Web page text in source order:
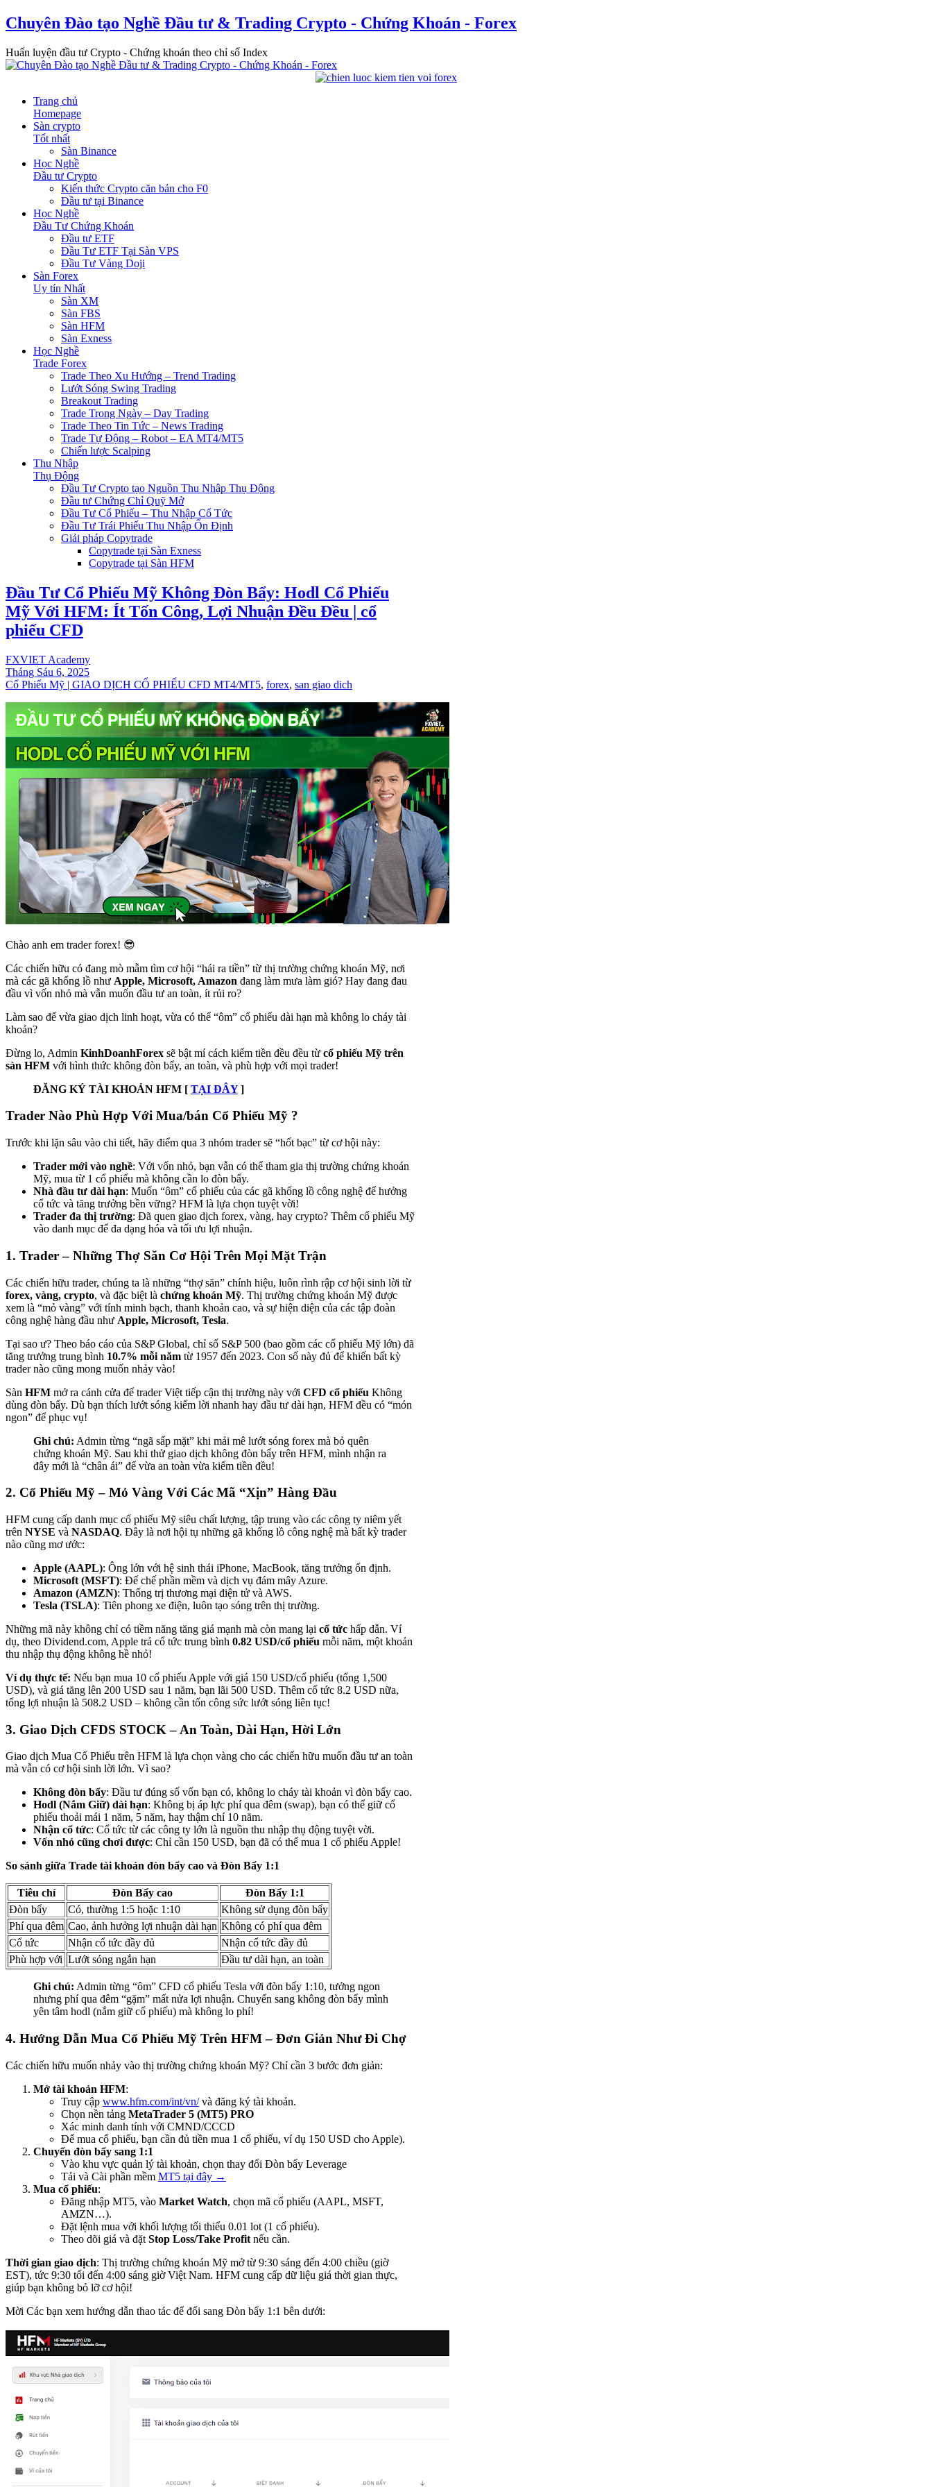
Chuyên Đào tạo Nghề Đầu tư & Trading Crypto - Chứng Khoán - Forex
Huấn luyện đầu tư Crypto - Chứng khoán theo chỉ số Index
Trang chủ
Homepage
Sàn crypto
Tốt nhất
Sàn Binance
Học Nghề
Đầu tư Crypto
Kiến thức Crypto căn bản cho F0
Đầu tư tại Binance
Học Nghề
Đầu Tư Chứng Khoán
Đầu tư ETF
Đầu Tư ETF Tại Sàn VPS
Đầu Tư Vàng Doji
Sàn Forex
Uy tín Nhất
Sàn XM
Sàn FBS
Sàn HFM
Sàn Exness
Học Nghề
Trade Forex
Trade Theo Xu Hướng – Trend Trading
Lướt Sóng Swing Trading
Breakout Trading
Trade Trong Ngày – Day Trading
Trade Theo Tin Tức – News Trading
Trade Tự Động – Robot – EA MT4/MT5
Chiến lược Scalping
Thu Nhập
Thụ Động
Đầu Tư Crypto tạo Nguồn Thu Nhập Thụ Động
Đầu tư Chứng Chỉ Quỹ Mở
Đầu Tư Cổ Phiếu – Thu Nhập Cổ Tức
Đầu Tư Trái Phiếu Thu Nhập Ổn Định
Giải pháp Copytrade
Copytrade tại Sàn Exness
Copytrade tại Sàn HFM
Đầu Tư Cổ Phiếu Mỹ Không Đòn Bẩy: Hodl Cổ Phiếu
Mỹ Với HFM: Ít Tốn Công, Lợi Nhuận Đều Đều | cổ
phiếu CFD
FXVIET Academy
Tháng Sáu 6, 2025
Cổ Phiếu Mỹ | GIAO DỊCH CỔ PHIẾU CFD MT4/MT5, forex, san giao dich
Chào anh em trader forex! 😎
Các chiến hữu có đang mò mẫm tìm cơ hội “hái ra tiền” từ thị trường chứng khoán Mỹ, nơi
mà các gã khổng lồ như Apple, Microsoft, Amazon đang làm mưa làm gió? Hay đang đau
đầu vì vốn nhỏ mà vẫn muốn đầu tư an toàn, ít rủi ro?
Làm sao để vừa giao dịch linh hoạt, vừa có thể “ôm” cổ phiếu dài hạn mà không lo cháy tài
khoản?
Đừng lo, Admin KinhDoanhForex sẽ bật mí cách kiếm tiền đều đều từ cổ phiếu Mỹ trên
sàn HFM với hình thức không đòn bẩy, an toàn, và phù hợp với mọi trader!
ĐĂNG KÝ TÀI KHOẢN HFM [ TẠI ĐÂY]
Trader Nào Phù Hợp Với Mua/bán Cổ Phiếu Mỹ ?
Trước khi lặn sâu vào chi tiết, hãy điểm qua 3 nhóm trader sẽ “hốt bạc” từ cơ hội này:
Trader mới vào nghề: Với vốn nhỏ, bạn vẫn có thể tham gia thị trường chứng khoán
Mỹ, mua từ 1 cổ phiếu mà không cần lo đòn bẩy.
Nhà đầu tư dài hạn: Muốn “ôm” cổ phiếu của các gã khổng lồ công nghệ để hưởng
cổ tức và tăng trưởng bền vững? HFM là lựa chọn tuyệt vời!
Trader đa thị trường: Đã quen giao dịch forex, vàng, hay crypto? Thêm cổ phiếu Mỹ
vào danh mục để đa dạng hóa và tối ưu lợi nhuận.
1. Trader – Những Thợ Săn Cơ Hội Trên Mọi Mặt Trận
Các chiến hữu trader, chúng ta là những “thợ săn” chính hiệu, luôn rình rập cơ hội sinh lời từ
forex, vàng, crypto, và đặc biệt là chứng khoán Mỹ. Thị trường chứng khoán Mỹ được
xem là “mỏ vàng” với tính minh bạch, thanh khoản cao, và sự hiện diện của các tập đoàn
công nghệ hàng đầu như Apple, Microsoft, Tesla.
Tại sao ư? Theo báo cáo của S&P Global, chỉ số S&P 500 (bao gồm các cổ phiếu Mỹ lớn) đã
tăng trưởng trung bình 10.7% mỗi năm từ 1957 đến 2023. Con số này đủ để khiến bất kỳ
trader nào cũng mong muốn nhảy vào!
Sàn HFM mở ra cánh cửa để trader Việt tiếp cận thị trường này với CFD cổ phiếu Không
dùng đòn bẩy. Dù bạn thích lướt sóng kiếm lời nhanh hay đầu tư dài hạn, HFM đều có “món
ngon” để phục vụ!
Ghi chú: Admin từng “ngã sấp mặt” khi mải mê lướt sóng forex mà bỏ quên
chứng khoán Mỹ. Sau khi thử giao dịch không đòn bẩy trên HFM, mình nhận ra
đây mới là “chân ái” để vừa an toàn vừa kiếm tiền đều!
2. Cổ Phiếu Mỹ – Mỏ Vàng Với Các Mã “Xịn” Hàng Đầu
HFM cung cấp danh mục cổ phiếu Mỹ siêu chất lượng, tập trung vào các công ty niêm yết
trên NYSE và NASDAQ. Đây là nơi hội tụ những gã khổng lồ công nghệ mà bất kỳ trader
nào cũng mơ ước:
Apple (AAPL): Ông lớn với hệ sinh thái iPhone, MacBook, tăng trưởng ổn định.
Microsoft (MSFT): Đế chế phần mềm và dịch vụ đám mây Azure.
Amazon (AMZN): Thống trị thương mại điện tử và AWS.
Tesla (TSLA): Tiên phong xe điện, luôn tạo sóng trên thị trường.
Những mã này không chỉ có tiềm năng tăng giá mạnh mà còn mang lại cổ tức hấp dẫn. Ví
dụ, theo Dividend.com, Apple trả cổ tức trung bình 0.82 USD/cổ phiếu mỗi năm, một khoản
thu nhập thụ động không hề nhỏ!
Ví dụ thực tế: Nếu bạn mua 10 cổ phiếu Apple với giá 150 USD/cổ phiếu (tổng 1,500
USD), và giá tăng lên 200 USD sau 1 năm, bạn lãi 500 USD. Thêm cổ tức 8.2 USD nữa,
tổng lợi nhuận là 508.2 USD – không cần tốn công sức lướt sóng liên tục!
3. Giao Dịch CFDS STOCK – An Toàn, Dài Hạn, Hời Lớn
Giao dịch Mua Cổ Phiếu trên HFM là lựa chọn vàng cho các chiến hữu muốn đầu tư an toàn
mà vẫn có cơ hội sinh lời lớn. Vì sao?
Không đòn bẩy: Đầu tư đúng số vốn bạn có, không lo cháy tài khoản vì đòn bẩy cao.
Hodl (Nắm Giữ) dài hạn: Không bị áp lực phí qua đêm (swap), bạn có thể giữ cổ
phiếu thoải mái 1 năm, 5 năm, hay thậm chí 10 năm.
Nhận cổ tức: Cổ tức từ các công ty lớn là nguồn thu nhập thụ động tuyệt vời.
Vốn nhỏ cũng chơi được: Chỉ cần 150 USD, bạn đã có thể mua 1 cổ phiếu Apple!
So sánh giữa Trade tài khoản đòn bẩy cao và Đòn Bẩy 1:1
Tiêu chí Đòn Bẩy cao
Đòn Bẩy 1:1
Đòn bẩy
Có, thường 1:5 hoặc 1:10
Không sử dụng đòn bẩy
Phí qua đêm Cao, ảnh hưởng lợi nhuận dài hạn Không có phí qua đêm
Cổ tức
Nhận cổ tức đầy đủ
Nhận cổ tức đầy đủ
Phù hợp với Lướt sóng ngắn hạn Đầu tư dài hạn, an toàn
Ghi chú: Admin từng “ôm” CFD cổ phiếu Tesla với đòn bẩy 1:10, tưởng ngon
nhưng phí qua đêm “gặm” mất nửa lợi nhuận. Chuyển sang không đòn bẩy mình
yên tâm hodl (nắm giữ cổ phiếu) mà không lo phí!
4. Hướng Dẫn Mua Cổ Phiếu Mỹ Trên HFM – Đơn Giản Như Đi Chợ
Các chiến hữu muốn nhảy vào thị trường chứng khoán Mỹ? Chỉ cần 3 bước đơn giản:
Mở tài khoản HFM:
Truy cập www.hfm.com/int/vn/và đăng ký tài khoản.
Chọn nền tảng MetaTrader 5 (MT5) PRO
Xác minh danh tính với CMND/CCCD
Để mua cổ phiếu, bạn cần đủ tiền mua 1 cổ phiếu, ví dụ 150 USD cho Apple).
Chuyển đòn bẩy sang 1:1
Vào khu vực quản lý tài khoản, chọn thay đổi Đòn bẩy Leverage
Tải và Cài phần mềm MT5 tại đây →
Mua cổ phiếu:
Đăng nhập MT5, vào Market Watch, chọn mã cổ phiếu (AAPL, MSFT,
AMZN…).
Đặt lệnh mua với khối lượng tối thiểu 0.01 lot (1 cổ phiếu).
Theo dõi giá và đặt Stop Loss/Take Profit nếu cần.
Thời gian giao dịch: Thị trường chứng khoán Mỹ mở từ 9:30 sáng đến 4:00 chiều (giờ
EST), tức 9:30 tối đến 4:00 sáng giờ Việt Nam. HFM cung cấp dữ liệu giá thời gian thực,
giúp bạn không bỏ lỡ cơ hội!
Mời Các bạn xem hướng dẫn thao tác để đổi sang Đòn bẩy 1:1 bên dưới: